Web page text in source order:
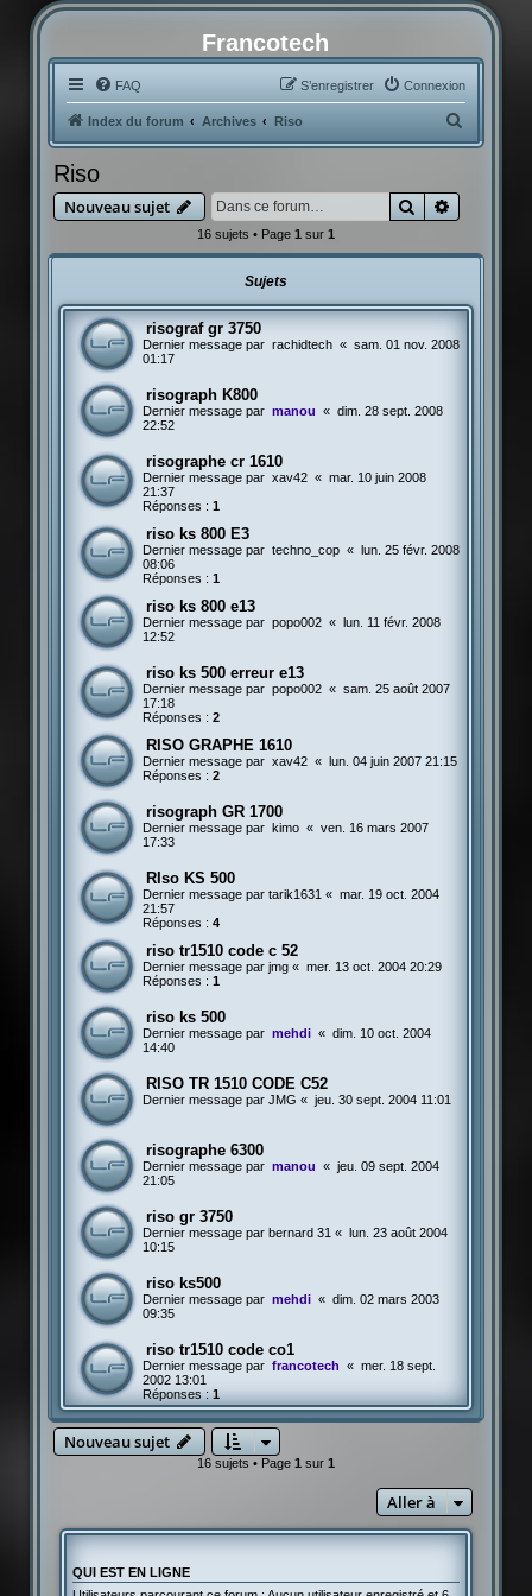
Francotech
FAQ Connexion
S’enregistrer
Index du forum Archives Riso
e
Riso
Nouveau sujet Rechercher
16 sujets • Page 1sur 1
Sujets
risograf gr 3750
Dernier message par rachidtech « sam. 01 nov. 2008
01:17
risograph K800
Dernier message par manou « dim. 28 sept. 2008
22:52
risographe cr 1610
Dernier message par xav42 « mar. 10 juin 2008
21:37
Réponses : 1
riso ks 800 E3
Dernier message par techno_cop «
lun. 25 févr. 2008
08:06
Réponses : 1
riso ks 800 e13
Dernier message par popo002 «
lun. 11 févr. 2008
12:52
riso ks 500 erreur e13
Dernier message par popo002 « sam. 25 août 2007
17:18
Réponses : 2
RISO GRAPHE 1610
Dernier message par xav42 «
lun. 04 juin 2007 21:15
Réponses : 2
risograph GR 1700
Dernier message par kimo « ven. 16 mars 2007
17:33
RIso KS 500
Dernier message par tarik1631« mar. 19 oct. 2004
21:57
Réponses : 4
riso tr1510 code c 52
Dernier message par jmg« mer. 13 oct. 2004 20:29
Réponses : 1
riso ks 500
Dernier message par mehdi « dim. 10 oct. 2004
14:40
RISO TR 1510 CODE C52
Dernier message par JMG « jeu. 30 sept. 2004 11:01
risographe 6300
Dernier message par manou « jeu. 09 sept. 2004
21:05
riso gr 3750
Dernier message par bernard 31«
lun. 23 août 2004
10:15
riso ks500
Dernier message par mehdi « dim. 02 mars 2003
09:35
riso tr1510 code co1
Dernier message par francotech « mer. 18 sept.
2002 13:01
Réponses :1
Nouveau sujet
16 sujets • Page 1sur 1
Aller à
QUI EST EN LIGNE